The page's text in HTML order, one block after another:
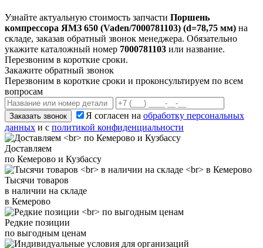
Узнайте актуальную стоимость запчасти Поршень
компрессора ЯМЗ 650 (Vaden/7000781103) (d=78,75 мм) на
складе, заказав обратный звонок менеджера. Обязательно
укажите каталожный номер 7000781103 или название.
Перезвоним в короткие сроки.
Закажите обратный звонок
Перезвоним в короткие сроки и проконсультируем по всем
вопросам
Заказать звонок Я согласен на обработку персональных
данных и с политикой конфиденциальности
Доставляем
по Кемерово и Кузбассу
Тысячи товаров
в наличии на складе
в Кемерово
Редкие позиции
по выгодным ценам